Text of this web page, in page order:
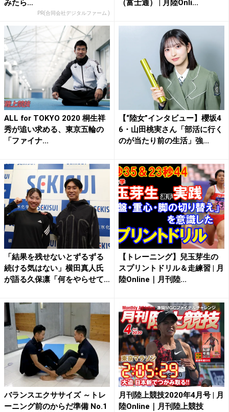
みたら…
PR(合同会社デジタルファーム )
（富士通） | 月陸Onli...
ALL for TOKYO 2020 桐生祥
秀が追い求める、東京五輪の
「ファイナ...
【“陸女”インタビュー】櫻坂4
6・山田桃実さん「部活に行く
のが当たり前の生活」強...
「結果を残せないとずるずる
続ける気はない」横田真人氏
が語る久保凛「何をやらせて
【トレーニング】兒玉芽生の
スプリントドリル＆走練習 | 月
陸Online｜月刊陸...
バランスエクササイズ ～トレ
ーニング前のからだ準備 No.1
月刊陸上競技2020年4月号 | 月
陸Online｜月刊陸上競技